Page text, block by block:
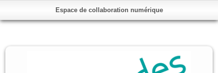
Espace de collaboration numérique